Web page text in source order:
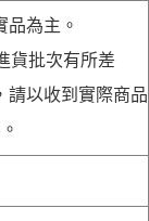
為主。
貨批次有所差
請以收到實際商品